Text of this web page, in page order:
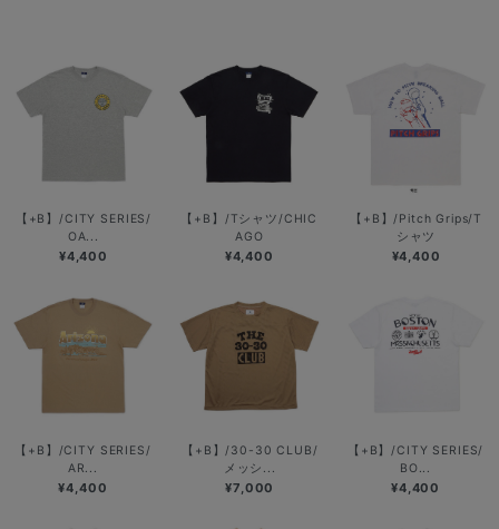
【+B】/CITY SERIES/
OA...
¥4,400
【+B】/Tシャツ/CHIC
AGO
¥4,400
【+B】/Pitch Grips/T
シャツ
¥4,400
【+B】/CITY SERIES/
AR...
¥4,400
【+B】/30-30 CLUB/
メッシ...
¥7,000
【+B】/CITY SERIES/
BO...
¥4,400